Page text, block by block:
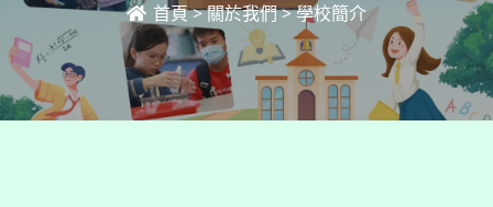
首頁>關於我們>學校簡介